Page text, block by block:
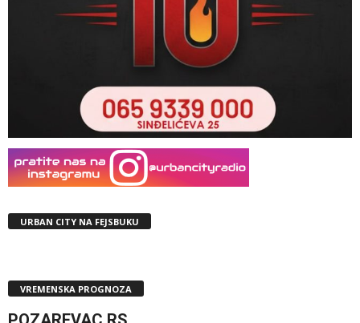
URBAN CITY NA FEJSBUKU
VREMENSKA PROGNOZA